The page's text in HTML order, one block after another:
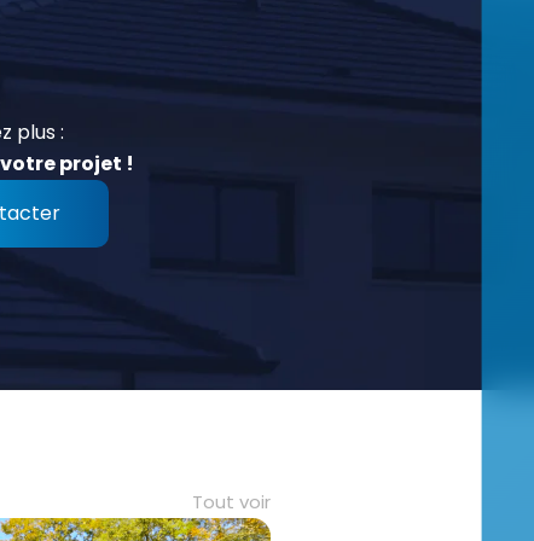
plus :
projet !
Tout voir